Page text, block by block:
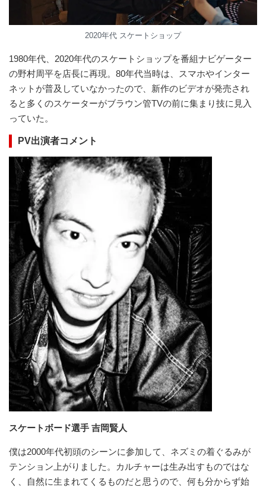
2020年代 スケートショップ
1980年代、2020年代のスケートショップを番組ナビゲーター
の野村周平を店長に再現。80年代当時は、スマホやインター
ネットが普及していなかったので、新作のビデオが発売され
ると多くのスケーターがブラウン管TVの前に集まり技に見入
っていた。
PV出演者コメント
スケートボード選手 吉岡賢人
僕は2000年代初頭のシーンに参加して、ネズミの着ぐるみが
テンション上がりました。カルチャーは生み出すものではな
く、自然に生まれてくるものだと思うので、何も分からず始